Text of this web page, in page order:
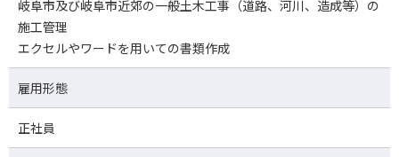
岐阜市及び岐阜市近郊の一般土木工事（道路、河川、造成等）の
施工管理
エクセルやワードを用いての書類作成
雇用形態
正社員